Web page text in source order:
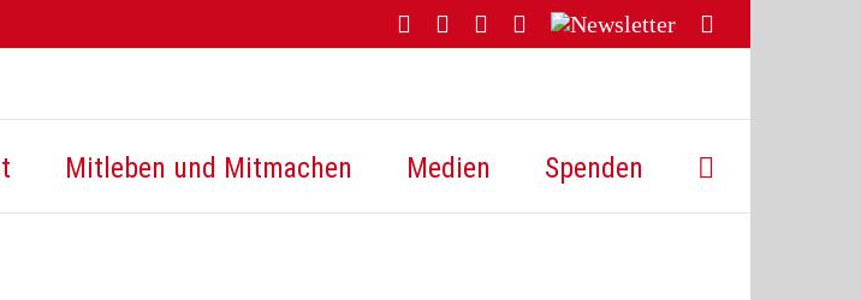
FacebookYouTubeInstagram
Threads
Newsletter
Mail
Mitleben und Mitmachen Medien Spenden